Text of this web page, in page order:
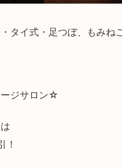
ジサロン☆
！